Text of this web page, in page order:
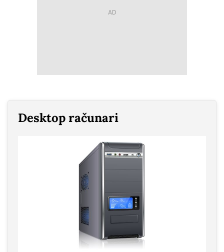
Desktop računari